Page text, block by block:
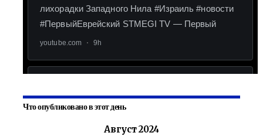
Что опубликовано в этот день
Август 2024